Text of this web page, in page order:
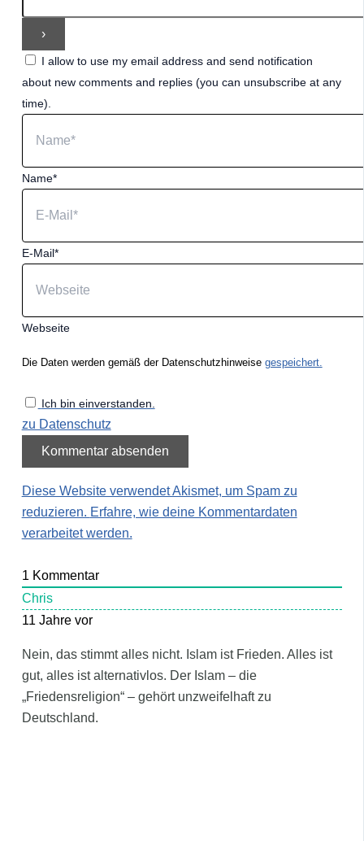
I allow to use my email address and send notification
about new comments and replies (you can unsubscribe at any
time).
Name*
E-Mail*
Webseite
Die Daten werden gemäß der Datenschutzhinweise gespeichert.
Ich bin einverstanden.
zu Datenschutz
Diese Website verwendet Akismet, um Spam zu
reduzieren. Erfahre, wie deine Kommentardaten
verarbeitet werden.
1 Kommentar
Chris
11 Jahre vor
Nein, das stimmt alles nicht. Islam ist Frieden. Alles ist
gut, alles ist alternativlos. Der Islam – die
„Friedensreligion“ – gehört unzweifelhaft zu
Deutschland.